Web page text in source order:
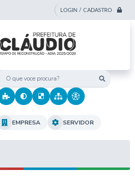
LOGIN / CADASTRO
EMPRESA SERVIDOR